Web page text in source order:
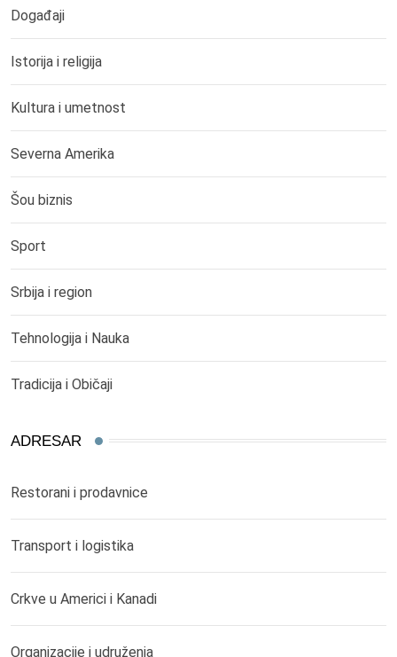
Događaji
Istorija i religija
Kultura i umetnost
Severna Amerika
Šou biznis
Sport
Srbija i region
Tehnologija i Nauka
Tradicija i Običaji
ADRESAR
Restorani i prodavnice
Transport i logistika
Crkve u Americi i Kanadi
Organizacije i udruženja